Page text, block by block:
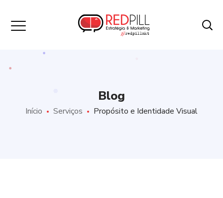
Blog
Início Serviços Propósito e Identidade Visual